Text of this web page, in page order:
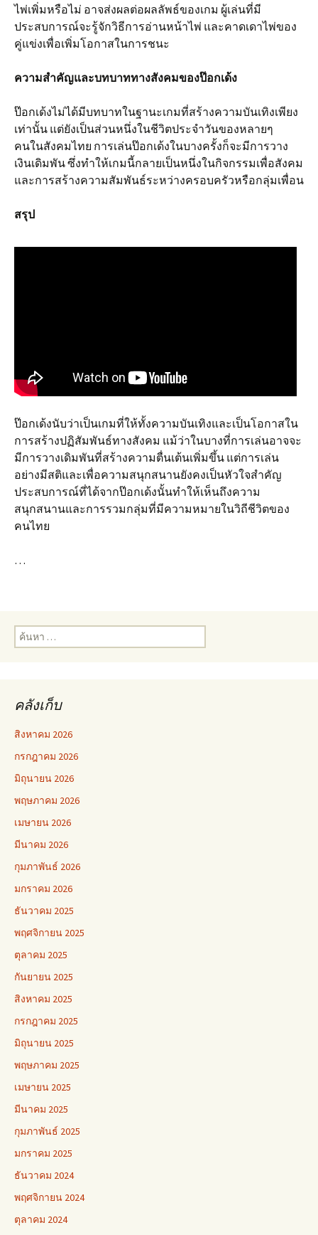
ไพ่เพิ่มหรือไม่ อาจส่งผลต่อผลลัพธ์ของเกม ผู้เล่นที่มี
ประสบการณ์จะรู้จักวิธีการอ่านหน้าไพ่ และคาดเดาไพ่ของ
คู่แข่งเพื่อเพิ่มโอกาสในการชนะ
ความสำคัญและบทบาททางสังคมของป๊อกเด้ง
ป๊อกเด้งไม่ได้มีบทบาทในฐานะเกมที่สร้างความบันเทิงเพียง
เท่านั้น แต่ยังเป็นส่วนหนึ่งในชีวิตประจำวันของหลายๆ
คนในสังคมไทย การเล่นป๊อกเด้งในบางครั้งก็จะมีการวาง
เงินเดิมพัน ซึ่งทำให้เกมนี้กลายเป็นหนึ่งในกิจกรรมเพื่อสังคม
และการสร้างความสัมพันธ์ระหว่างครอบครัวหรือกลุ่มเพื่อน
สรุป
ป๊อกเด้งนับว่าเป็นเกมที่ให้ทั้งความบันเทิงและเป็นโอกาสใน
การสร้างปฏิสัมพันธ์ทางสังคม แม้ว่าในบางที่การเล่นอาจจะ
มีการวางเดิมพันที่สร้างความตื่นเต้นเพิ่มขึ้น แต่การเล่น
อย่างมีสติและเพื่อความสนุกสนานยังคงเป็นหัวใจสำคัญ
ประสบการณ์ที่ได้จากป๊อกเด้งนั้นทำให้เห็นถึงความ
สนุกสนานและการรวมกลุ่มที่มีความหมายในวิถีชีวิตของ
คนไทย
…
ค้นหา
สำหรับ:
คลังเก็บ
สิงหาคม 2026
กรกฎาคม 2026
มิถุนายน 2026
พฤษภาคม 2026
เมษายน 2026
มีนาคม 2026
กุมภาพันธ์ 2026
มกราคม 2026
ธันวาคม 2025
พฤศจิกายน 2025
ตุลาคม 2025
กันยายน 2025
สิงหาคม 2025
กรกฎาคม 2025
มิถุนายน 2025
พฤษภาคม 2025
เมษายน 2025
มีนาคม 2025
กุมภาพันธ์ 2025
มกราคม 2025
ธันวาคม 2024
พฤศจิกายน 2024
ตุลาคม 2024